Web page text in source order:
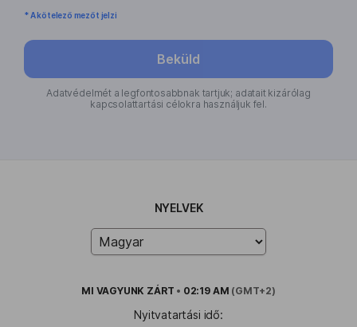
* A kötelező mezőt jelzi
Beküld
Adatvédelmét a legfontosabbnak tartjuk; adatait kizárólag
kapcsolattartási célokra használjuk fel.
NYELVEK
MI VAGYUNK ZÁRT • 02:19 AM (GMT+2)
Nyitvatartási idő: